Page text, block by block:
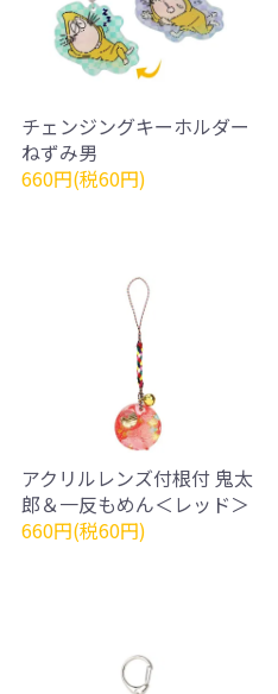
チェンジングキーホルダー
ねずみ男
660円(税60円)
アクリルレンズ付根付 鬼太
郎＆一反もめん＜レッド＞
660円(税60円)